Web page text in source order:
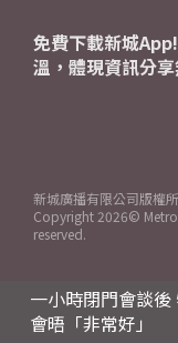
一小時閉門會談
會晤「非常好」
免費下載新城
溫，體現資訊分享
新城廣播有限公司版權
Copyright 2026©
reserved.